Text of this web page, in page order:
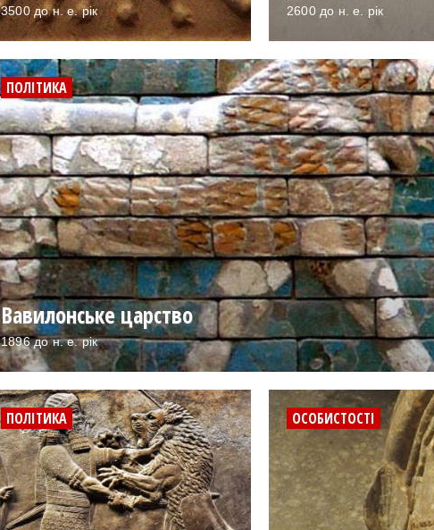
3500 до н. е. рік 2600 до н. е. рік
ПОЛІТИКА
Вавилонське царство
1896 до н. е. рік
ПОЛІТИКА ОСОБИСТОСТІ